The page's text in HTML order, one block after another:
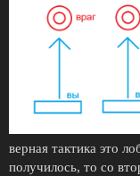
верная тактика это
получилось, то со